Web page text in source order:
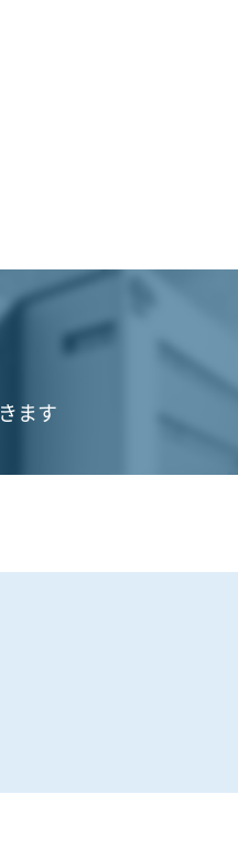
ます